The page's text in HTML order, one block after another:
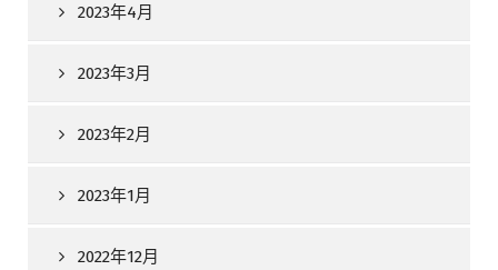
2023年4月
2023年3月
2023年2月
2023年1月
2022年12月